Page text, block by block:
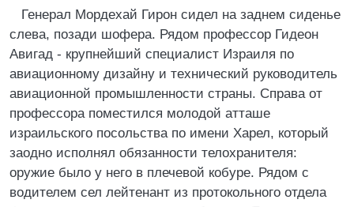
Генерал Мордехай Гирон сидел на заднем сиденье
слева, позади шофера. Рядом профессор Гидеон
Авигад - крупнейший специалист Израиля по
авиационному дизайну и технический руководитель
авиационной промышленности страны. Справа от
профессора поместился молодой атташе
израильского посольства по имени Харел, который
заодно исполнял обязанности телохранителя:
оружие было у него в плечевой кобуре. Рядом с
водителем сел лейтенант из протокольного отдела